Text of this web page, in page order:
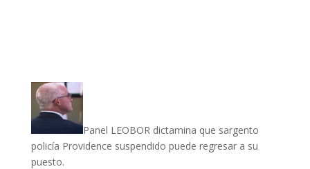
Panel LEOBOR dictamina que sargento
policía Providence suspendido puede regresar a su
puesto.